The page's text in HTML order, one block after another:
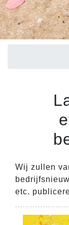
Wij zullen
etc.